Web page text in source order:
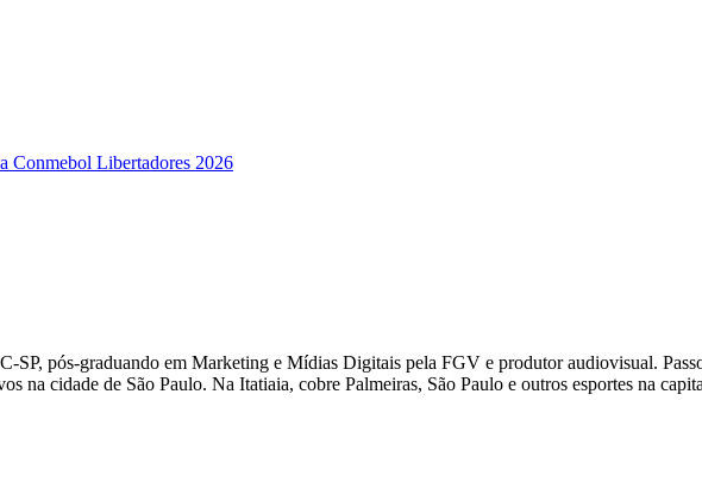
Conmebol Libertadores 2026
SP, pós-graduando em Marketing e Mídias Digitais pela FGV e produtor audiovisual.
na cidade de São Paulo. Na Itatiaia, cobre Palmeiras, São Paulo e outros esportes na